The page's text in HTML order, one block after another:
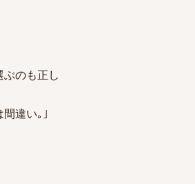
のも正し
違い｡｣